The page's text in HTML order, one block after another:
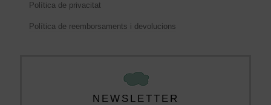
Política de privacitat
Política de reemborsaments i devolucions
NEWSLETTER